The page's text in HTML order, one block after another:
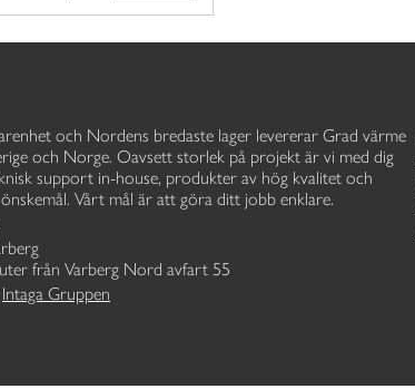
och Nordens bredaste lager levererar Grad värme
och Norge. Oavsett storlek på projekt är vi med dig
support in-house, produkter av hög kvalitet och
Vårt mål är att göra ditt jobb enklare.
från Varberg Nord avfart 55
Intaga Gruppen